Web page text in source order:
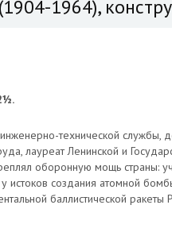
1964),
технической службы,
лауреат Ленинской и
оборонную мощь страны:
истоков создания атомной
баллистической ракеты